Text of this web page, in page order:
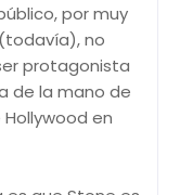
por muy
no
protagonista
de la mano de
en